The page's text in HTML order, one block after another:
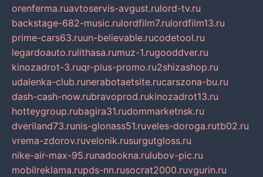
orenferma.ruavtoservis-avgust.rulord-tv.ru
backstage-682-music.rulordfilm7.rulordfilm13.ru
prime-cars63.ruun-believable.rucodetool.ru
legardoauto.rulithasa.rumuz-1.rugooddver.ru
kinozadrot-3.ruqr-plus-promo.ru2shizashop.ru
udalenka-club.runerabotaetsite.rucarszona-bu.ru
dash-cash-now.rubravoprod.rukinozadrot13.ru
hotteygroup.rubagira31.rudommarketnsk.ru
dveriland73.runis-glonass51.ruveles-doroga.rutb02.ru
vrema-zdorov.ruvelonik.rusurgutgloss.ru
nike-air-max-95.runadookna.rulubov-pic.ru
mobilreklama.rupds-nn.rusocrat2000.ruvgurin.ru